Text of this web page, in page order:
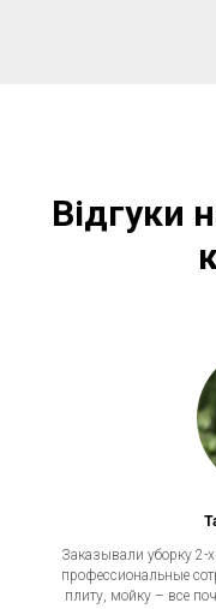
Відгуки
Заказывали уборку 2-
профессиональные
плиту, мойку – все